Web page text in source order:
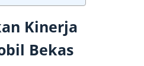
Kinerja
Bekas